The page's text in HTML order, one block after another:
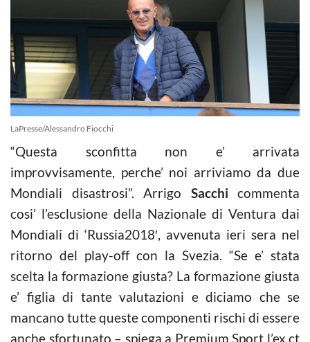
LaPresse/Alessandro Fiocchi
“Questa sconfitta non e’ arrivata
improvvisamente, perche’ noi arriviamo da due
Mondiali disastrosi”. Arrigo Sacchi commenta
cosi’ l’esclusione della Nazionale di Ventura dai
Mondiali di ‘Russia2018′, avvenuta ieri sera nel
ritorno del play-off con la Svezia. “Se e’ stata
scelta la formazione giusta? La formazione giusta
e’ figlia di tante valutazioni e diciamo che se
mancano tutte queste componenti rischi di essere
anche sfortunato – spiega a Premium Sport l’ex ct